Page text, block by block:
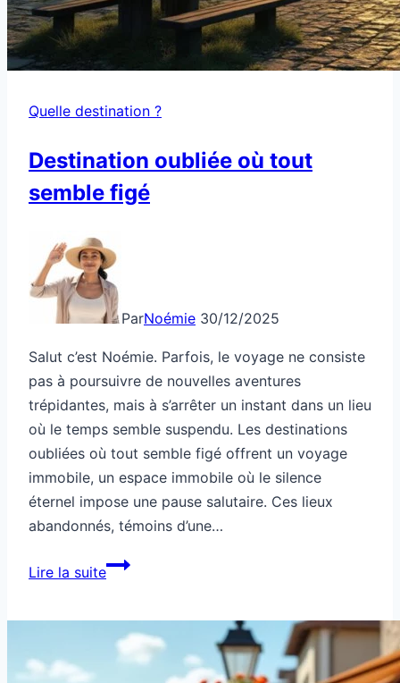
Quelle destination ?
Destination oubliée où tout
semble figé
ParNoémie 30/12/2025
Salut c’est Noémie. Parfois, le voyage ne consiste
pas à poursuivre de nouvelles aventures
trépidantes, mais à s’arrêter un instant dans un lieu
où le temps semble suspendu. Les destinations
oubliées où tout semble figé offrent un voyage
immobile, un espace immobile où le silence
éternel impose une pause salutaire. Ces lieux
abandonnés, témoins d’une…
Lire la suiteDestination
tout
semble